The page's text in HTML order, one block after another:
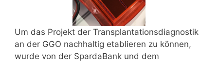
Um das Projekt der Transplantationsdiagnostik
an der GGO nachhaltig etablieren zu können,
wurde von der SpardaBank und dem